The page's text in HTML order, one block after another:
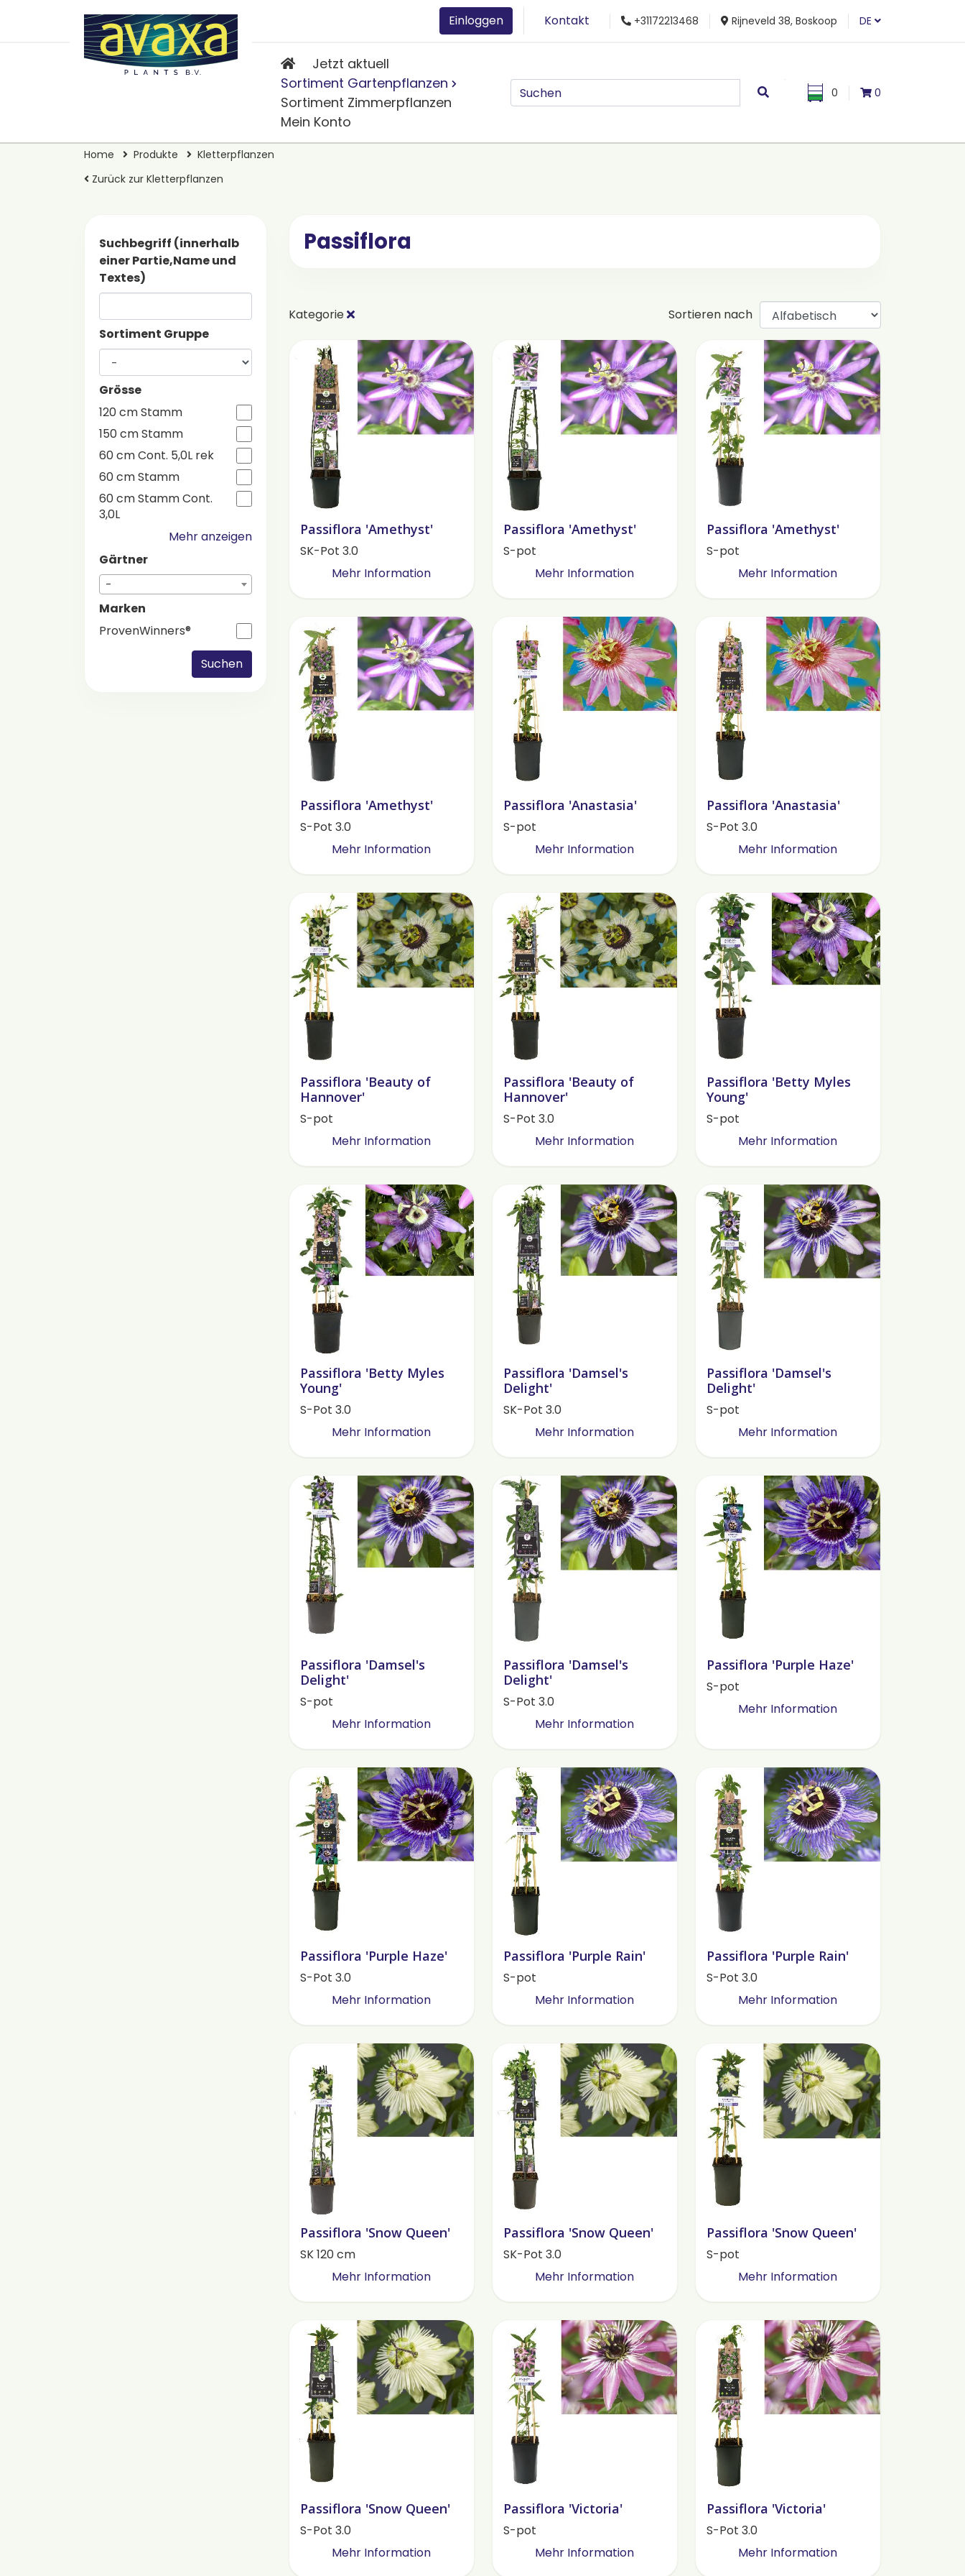
Einloggen Kontakt +31172213468 Rijneveld 38, Boskoop DE
Jetzt aktuell
Sortiment Gartenpflanzen
Sortiment Zimmerpflanzen
Mein Konto
0 0
Home Produkte
Kletterpflanzen
Zurück zur Kletterpflanzen
Suchbegriff (innerhalb
einer Partie,Name und
Textes)
Sortiment Gruppe
Grösse
120 cm Stamm
150 cm Stamm
60 cm Cont. 5,0L rek
60 cm Stamm
60 cm Stamm Cont.
3,0L
Mehr anzeigen
Gärtner
-
Marken
ProvenWinners®
Suchen
Passiflora
Kategorie Sortieren nach
Passiflora 'Amethyst'
SK-Pot 3.0
Mehr Information
Passiflora 'Amethyst'
S-pot
Mehr Information
Passiflora 'Amethyst'
S-pot
Mehr Information
Passiflora 'Amethyst'
S-Pot 3.0
Mehr Information
Passiflora 'Anastasia'
S-pot
Mehr Information
Passiflora 'Anastasia'
S-Pot 3.0
Mehr Information
Passiflora 'Beauty of
Hannover'
S-pot
Mehr Information
Passiflora 'Beauty of
Hannover'
S-Pot 3.0
Mehr Information
Passiflora 'Betty Myles
Young'
S-pot
Mehr Information
Passiflora 'Betty Myles
Young'
S-Pot 3.0
Mehr Information
Passiflora 'Damsel's
Delight'
SK-Pot 3.0
Mehr Information
Passiflora 'Damsel's
Delight'
S-pot
Mehr Information
Passiflora 'Damsel's
Delight'
S-pot
Mehr Information
Passiflora 'Damsel's
Delight'
S-Pot 3.0
Mehr Information
Passiflora 'Purple Haze'
S-pot
Mehr Information
Passiflora 'Purple Haze'
S-Pot 3.0
Mehr Information
Passiflora 'Purple Rain'
S-pot
Mehr Information
Passiflora 'Purple Rain'
S-Pot 3.0
Mehr Information
Passiflora 'Snow Queen'
SK 120 cm
Mehr Information
Passiflora 'Snow Queen'
SK-Pot 3.0
Mehr Information
Passiflora 'Snow Queen'
S-pot
Mehr Information
Passiflora 'Snow Queen'
S-Pot 3.0
Mehr Information
Passiflora 'Victoria'
S-pot
Mehr Information
Passiflora 'Victoria'
S-Pot 3.0
Mehr Information